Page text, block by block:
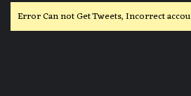
Error Can not Get Tweets, Incorrect